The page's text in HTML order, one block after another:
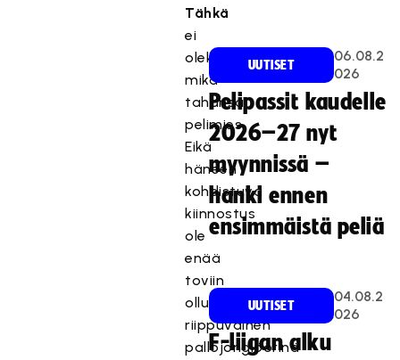
Tähkä
ei
olekaan
mikä
tahansa
pelimies.
Eikä
häneen
kohdistuva
kiinnostus
ole
enää
toviin
ollut
riippuvainen
pallojonglöörinä
UUTISET
06.08.2
026
Pelipassit kaudelle
2026–27 nyt
myynnissä –
hanki ennen
ensimmäistä peliä
UUTISET
04.08.2
026
F-liigan alku